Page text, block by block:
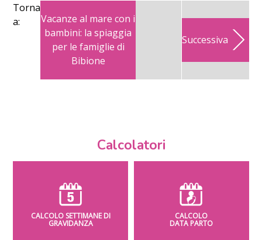
Torna
a:
Vacanze al mare con i
bambini: la spiaggia
per le famiglie di
Bibione
Successiva
Calcolatori
CALCOLO SETTIMANE DI
GRAVIDANZA
CALCOLO
DATA PARTO